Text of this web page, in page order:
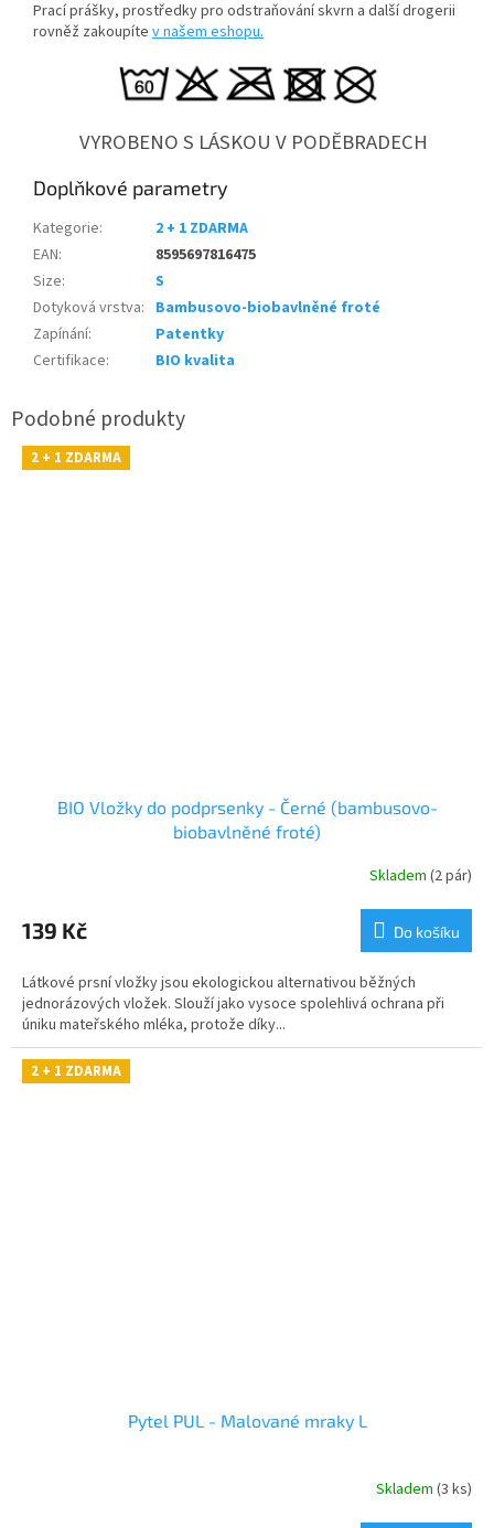
Prací prášky, prostředky pro odstraňování skvrn a další drogerii
rovněž zakoupíte v našem eshopu.
VYROBENO S LÁSKOU V PODĚBRADECH
Doplňkové parametry
Kategorie:
2 + 1 ZDARMA
EAN:
8595697816475
Size:
S
Dotyková vrstva: Bambusovo-biobavlněné froté
Zapínání:
Patentky
Certifikace: BIO kvalita
2 + 1 ZDARMA
BIO Vložky do podprsenky - Černé (bambusovo-
biobavlněné froté)
Skladem (2 pár)
139 Kč Do košíku
Látkové prsní vložky jsou ekologickou alternativou běžných
jednorázových vložek. Slouží jako vysoce spolehlivá ochrana při
úniku mateřského mléka, protože díky...
2 + 1 ZDARMA
Pytel PUL - Malované mraky L
Skladem (3 ks)